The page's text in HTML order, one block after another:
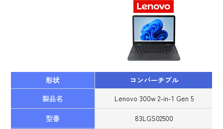
形状
コンバーチブル
製品名
Lenovo 300w 2-in-1 Gen 5
型番
83LGS02500